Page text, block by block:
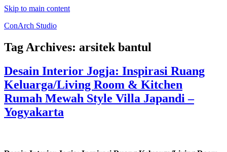
Skip to main content
ConArch Studio
Tag Archives: arsitek bantul
Desain Interior Jogja: Inspirasi Ruang
Keluarga/Living Room & Kitchen
Rumah Mewah Style Villa Japandi –
Yogyakarta